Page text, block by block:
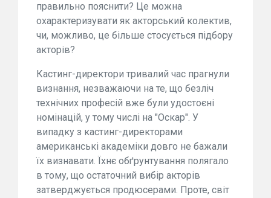
правильно пояснити? Це можна
охарактеризувати як акторський колектив,
чи, можливо, це більше стосується підбору
акторів?
Кастинг-директори тривалий час прагнули
визнання, незважаючи на те, що безліч
технічних професій вже були удостоєні
номінацій, у тому числі на "Оскар". У
випадку з кастинг-директорами
американські академіки довго не бажали
їх визнавати. Їхнє обґрунтування полягало
в тому, що остаточний вибір акторів
затверджується продюсерами. Проте, світ